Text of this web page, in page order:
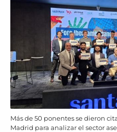
Más de 50 ponentes se dieron
Madrid para analizar el sector